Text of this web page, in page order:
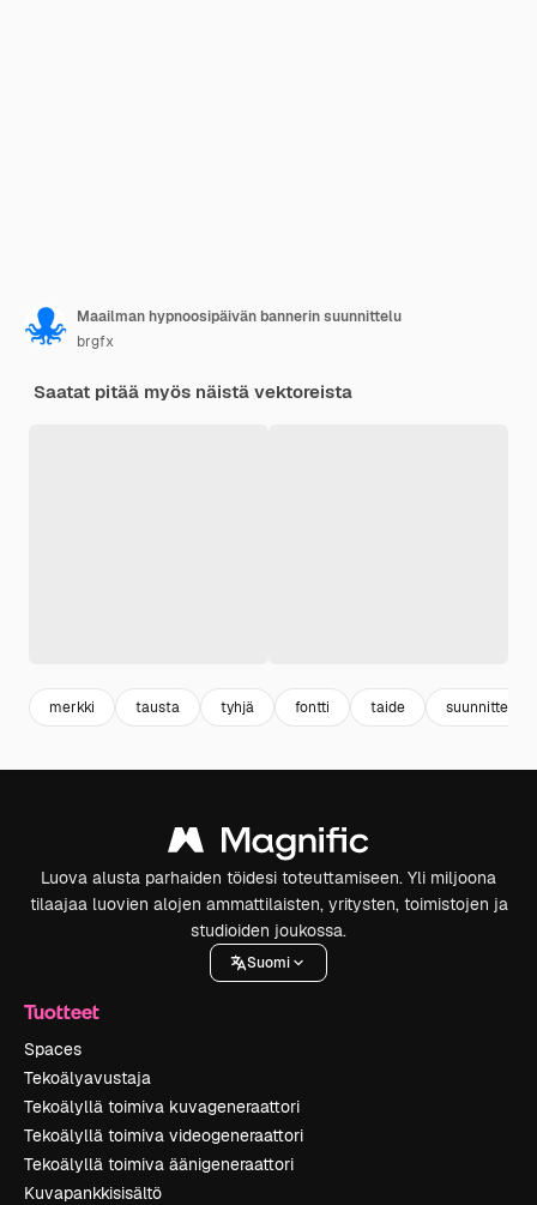
Maailman hypnoosipäivän bannerin suunnittelu
brgfx
Saatat pitää myös näistä vektoreista
merkki tausta tyhjä fontti taide suunnittelu
Luova alusta parhaiden töidesi toteuttamiseen. Yli miljoona
tilaajaa luovien alojen ammattilaisten, yritysten, toimistojen ja
studioiden joukossa.
Suomi
Tuotteet
Spaces
Tekoälyavustaja
Tekoälyllä toimiva kuvageneraattori
Tekoälyllä toimiva videogeneraattori
Tekoälyllä toimiva äänigeneraattori
Kuvapankkisisältö